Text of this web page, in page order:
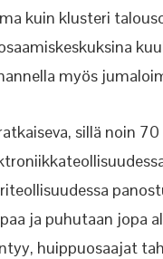
kuin klusteri
myös
sillä noin
ja puhutaan jopa
huippuosaajat